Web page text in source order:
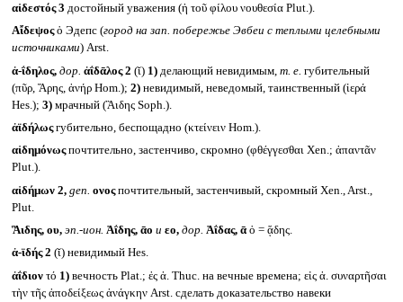
αἰδεστός 3 достойный уважения (ἡ τοῦ φίλου νουθεσία Plut.).
Αἴδεψοςὁ Эдепс (город на зап. побережье Эвбеи с теплыми целебными
источниками) Arst.
ἀ-ΐδηλος, дор. ἀΐδᾱλος 2 (ῐ) 1)делающий невидимым, т. е. губительный
(πῦρ, Ἄρης, ἀνήρ Hom.); 2)невидимый, неведомый, таинственный (ἱερά
Hes.); 3)мрачный (Ἃιδης Soph.).
ἀϊδήλωςгубительно, беспощадно (κτείνειν Hom.).
αἰδημόνωςпочтительно, застенчиво, скромно (φθέγγεσθαι Xen.; ἀπαντᾶν
Plut.).
αἰδήμων 2, gen. ονοςпочтительный, застенчивый, скромный Xen., Arst.,
Plut.
Ἃιδης, ου, эп.-ион. Ἀΐδης, ᾱο и εο, дор. Ἀΐδας, ᾱὁ = ᾅδης.
ἀ-ϊδής 2 (ῐ) невидимый Hes.
ἀΐδιον τό 1)вечность Plat.; ἐς ἀ. Thuc. на вечные времена; εἰς ἀ. συναρτῆσαι
τὴν τῆς ἀποδείξεως ἀνάγκην Arst. сделать доказательство навеки